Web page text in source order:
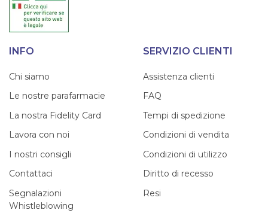
INFO
Chi siamo
Le nostre parafarmacie
La nostra Fidelity Card
Lavora con noi
I nostri consigli
Contattaci
Segnalazioni
Whistleblowing
SERVIZIO CLIENTI
Assistenza clienti
FAQ
Tempi di spedizione
Condizioni di vendita
Condizioni di utilizzo
Diritto di recesso
Resi